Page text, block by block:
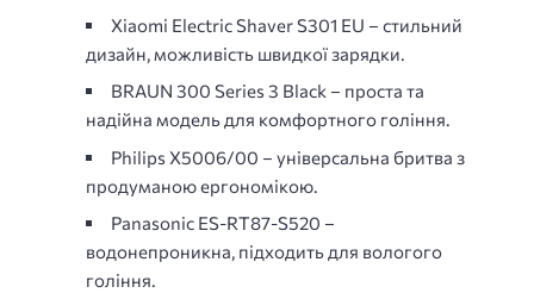
Xiaomi Electric Shaver S301 EU – стильний
дизайн, можливість швидкої зарядки.
BRAUN 300 Series 3 Black – проста та
надійна модель для комфортного гоління.
Philips X5006/00 – універсальна бритва з
продуманою ергономікою.
Panasonic ES-RT87-S520 –
водонепроникна, підходить для вологого
гоління.